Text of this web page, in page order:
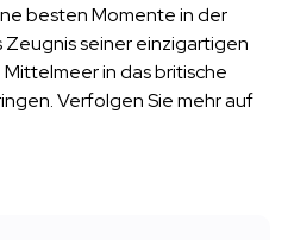
besten Momente in der
Zeugnis seiner einzigartigen
in das britische
Verfolgen Sie mehr auf